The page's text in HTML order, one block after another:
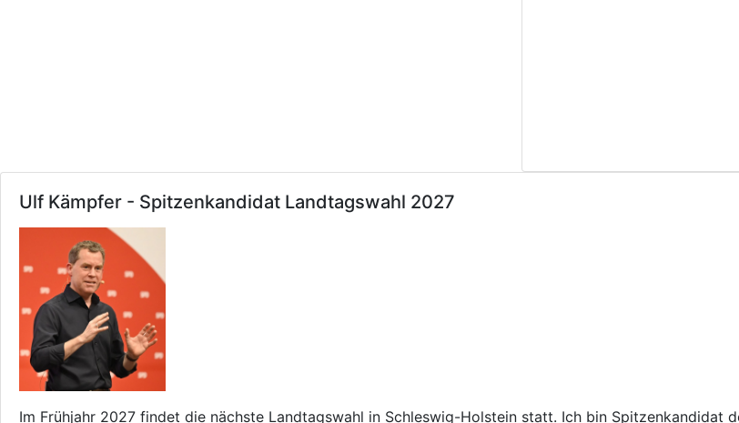
Ulf Kämpfer - Spitzenkandidat Landtagswahl 2027
Im Frühjahr 2027 findet die nächste Landtagswahl in Schleswig-Holstein statt. Ich bin Spitzenkandidat